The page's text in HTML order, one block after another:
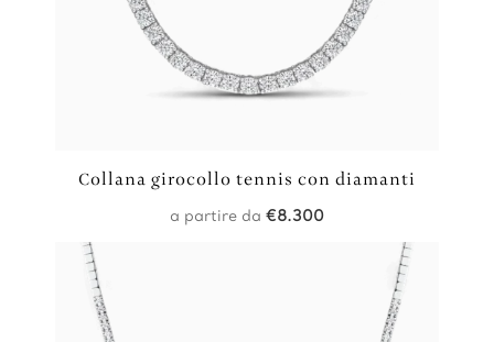
Collana girocollo tennis con diamanti
a partire da €8.300